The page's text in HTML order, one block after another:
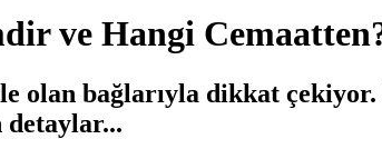
ve Hangi
olan bağlarıyla dikkat
detaylar...